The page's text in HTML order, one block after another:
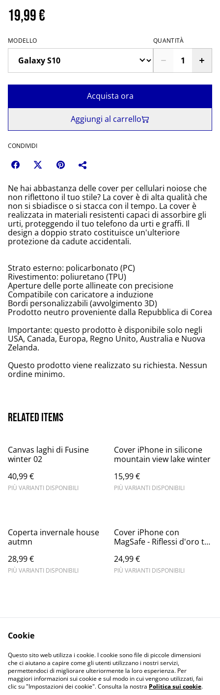
19,99 €
MODELLO QUANTITÀ
Acquista ora
Aggiungi al carrello
CONDIVIDI
Ne hai abbastanza delle cover per cellulari noiose che
non riflettono il tuo stile? La cover è di alta qualità che
non si sbiadisce o si stacca con il tempo. La cover è
realizzata in materiali resistenti capaci di assorbire gli
urti, proteggendo il tuo telefono da urti e graffi. Il
design a doppio strato costituisce un'ulteriore
protezione da cadute accidentali.
Strato esterno: policarbonato (PC)
Rivestimento: poliuretano (TPU)
Aperture delle porte allineate con precisione
Compatibile con caricatore a induzione
Bordi personalizzabili (avvolgimento 3D)
Prodotto neutro proveniente dalla Repubblica di Corea
Importante: questo prodotto è disponibile solo negli
USA, Canada, Europa, Regno Unito, Australia e Nuova
Zelanda.
Questo prodotto viene realizzato su richiesta. Nessun
ordine minimo.
Related items
Canvas laghi di Fusine
winter 02
40,99 €
PIÙ VARIANTI DISPONIBILI
Cover iPhone in silicone
mountain view lake winter
15,99 €
PIÙ VARIANTI DISPONIBILI
Coperta invernale house
autmn
28,99 €
PIÙ VARIANTI DISPONIBILI
Cover iPhone con
MagSafe - Riflessi d'oro tra
24,99 €
PIÙ VARIANTI DISPONIBILI
Informativa sulla
privacy
Terms and
conditions
Cookie
Questo sito web utilizza i cookie. I cookie sono file di piccole dimensioni
che ci aiutano a capire come gli utenti utilizzano i nostri servizi,
permettendoci di migliorare ulteriormente la loro esperienza. Per
maggiori informazioni sui cookie e sul modo in cui vengono utilizzati, fai
clic su "Impostazioni dei cookie". Consulta la nostra Politica sui cookie.